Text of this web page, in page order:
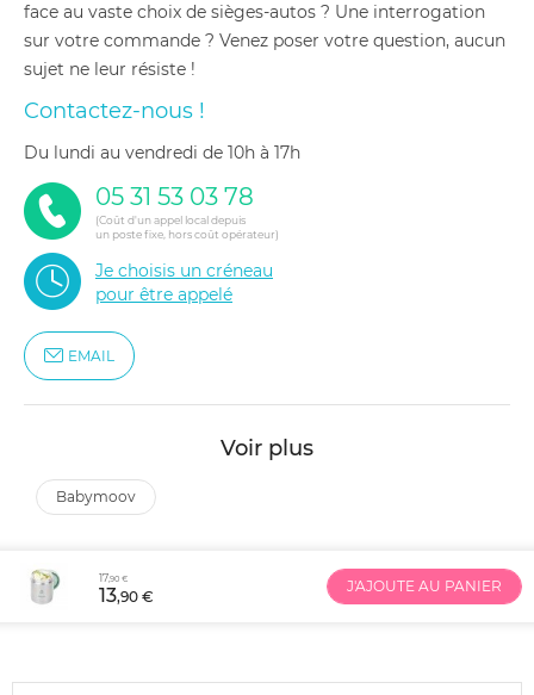
face au vaste choix de sièges-autos ? Une interrogation
sur votre commande ? Venez poser votre question, aucun
sujet ne leur résiste !
Contactez-nous !
du lundi au vendredi de 10h à 17h
05 31 53 03 78
(Coût d'un appel local depuis
un poste fixe, hors coût opérateur)
Je choisis un créneau
pour être appelé
EMAIL
Voir plus
babymoov
17,90 €
13,90 €
J'AJOUTE AU PANIER